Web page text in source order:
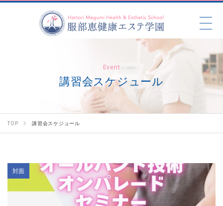
Event
講習会スケジュール
TOP 講習会スケジュール
対面